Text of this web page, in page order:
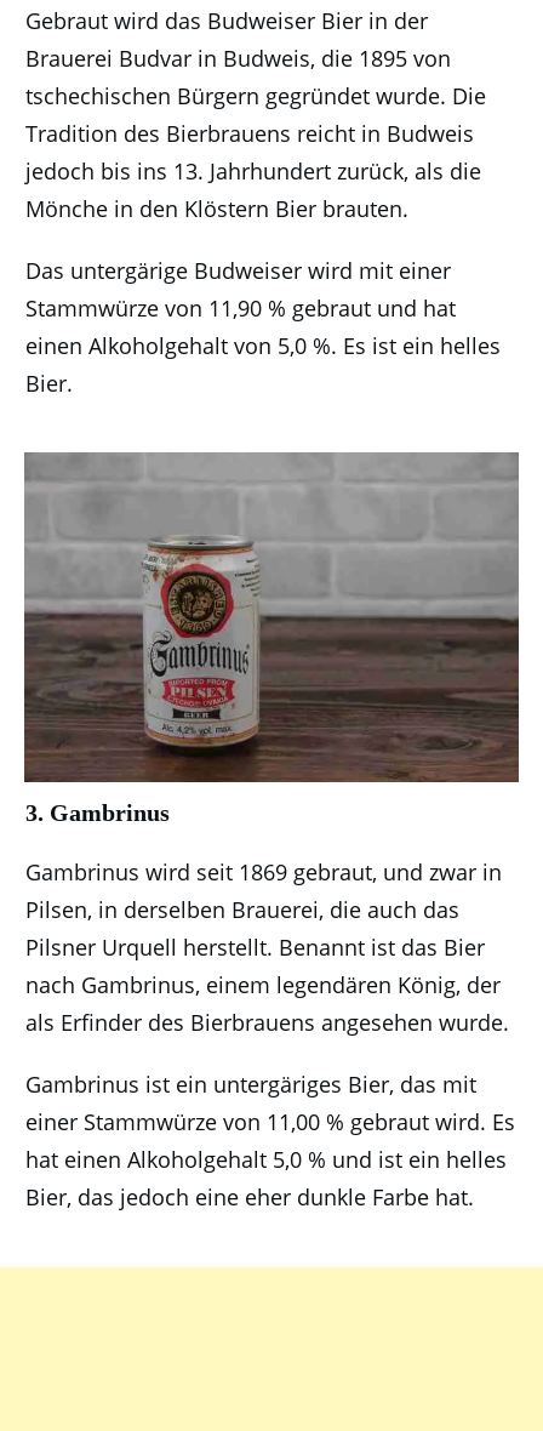
Gebraut wird das Budweiser Bier in der
Brauerei Budvar in Budweis, die 1895 von
tschechischen Bürgern gegründet wurde. Die
Tradition des Bierbrauens reicht in Budweis
jedoch bis ins 13. Jahrhundert zurück, als die
Mönche in den Klöstern Bier brauten.
Das untergärige Budweiser wird mit einer
Stammwürze von 11,90 % gebraut und hat
einen Alkoholgehalt von 5,0 %. Es ist ein helles
Bier.
3. Gambrinus
Gambrinus wird seit 1869 gebraut, und zwar in
Pilsen, in derselben Brauerei, die auch das
Pilsner Urquell herstellt. Benannt ist das Bier
nach Gambrinus, einem legendären König, der
als Erfinder des Bierbrauens angesehen wurde.
Gambrinus ist ein untergäriges Bier, das mit
einer Stammwürze von 11,00 % gebraut wird. Es
hat einen Alkoholgehalt 5,0 % und ist ein helles
Bier, das jedoch eine eher dunkle Farbe hat.